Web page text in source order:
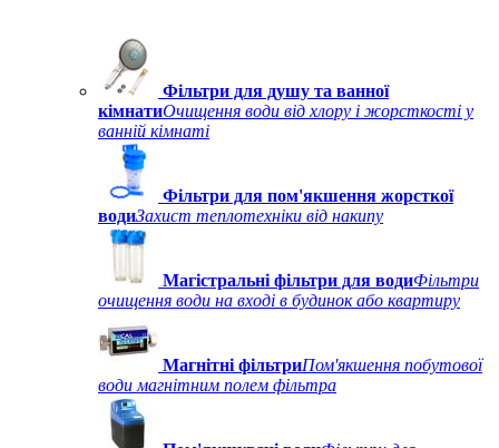
Фільтри для душу та ванної
кімнатиОчищення води від хлору і жорсткості у
ванній кімнаті
Фільтри для пом'якшення жорсткої
водиЗахист теплотехніки від накипу
Магістральні фільтри для водиФільтри
очищення води на вході в будинок або квартиру
Магнітні фільтриПом'якшення побутової
води магнітним полем фільтра